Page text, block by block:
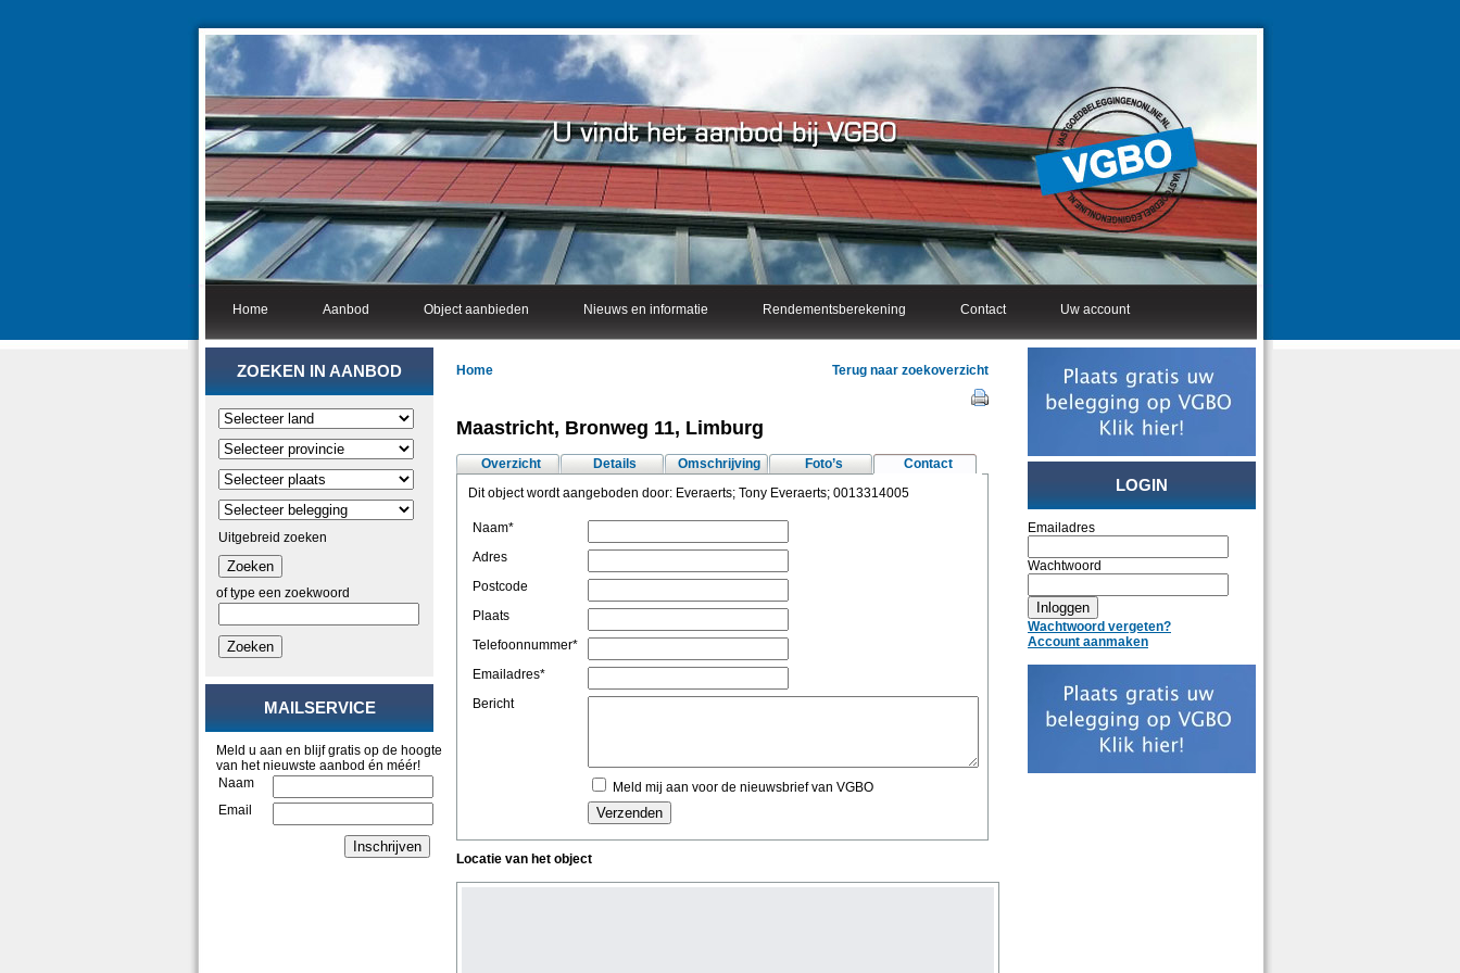
Home Aanbod Object aanbieden Nieuws en informatie Rendementsberekening Contact Uw account
ZOEKEN IN AANBOD
Uitgebreid zoeken
Zoeken
of type een zoekwoord
Zoeken
MAILSERVICE
Meld u aan en blijf gratis op de hoogte
van het nieuwste aanbod én méér!
Naam
Email
Inschrijven
Home Terug naar zoekoverzicht
Maastricht, Bronweg 11, Limburg
Overzicht Details Omschrijving Foto’s
Contact
Dit object wordt aangeboden door: Everaerts; Tony Everaerts; 0013314005
Naam*
Adres
Postcode
Plaats
Telefoonnummer*
Emailadres*
Bericht
Meld mij aan voor de nieuwsbrief van VGBO
Locatie van het object
LOGIN
Emailadres
Wachtwoord
Wachtwoord vergeten?
Account aanmaken